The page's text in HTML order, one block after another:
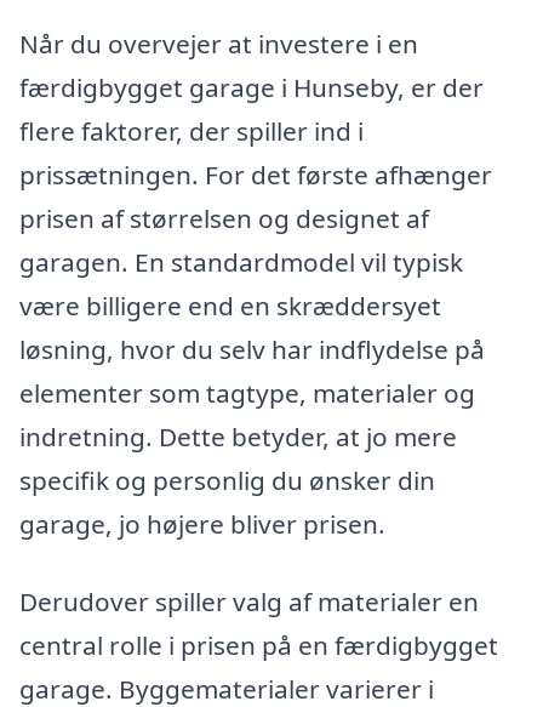
Når du overvejer at investere i en
færdigbygget garage i Hunseby, er der
flere faktorer, der spiller ind i
prissætningen. For det første afhænger
prisen af størrelsen og designet af
garagen. En standardmodel vil typisk
være billigere end en skræddersyet
løsning, hvor du selv har indflydelse på
elementer som tagtype, materialer og
indretning. Dette betyder, at jo mere
specifik og personlig du ønsker din
garage, jo højere bliver prisen.
Derudover spiller valg af materialer en
central rolle i prisen på en færdigbygget
garage. Byggematerialer varierer i